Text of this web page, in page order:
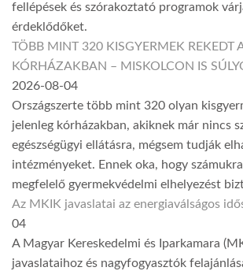
fellépések és szórakoztató programok
érdeklődőket.
TÖBB MINT 320 KISGYERMEK REKEDT
KÓRHÁZAKBAN – MISKOLCON IS
2026-08-04
Országszerte több mint 320 olyan
jelenleg kórházakban, akiknek már nincs
egészségügyi ellátásra, mégsem tudják
intézményeket. Ennek oka, hogy
megfelelő gyermekvédelmi elhelyezést
Az MKIK javaslatai az energiaválságos
04
A Magyar Kereskedelmi és Iparkamara
javaslataihoz és nagyfogyasztók